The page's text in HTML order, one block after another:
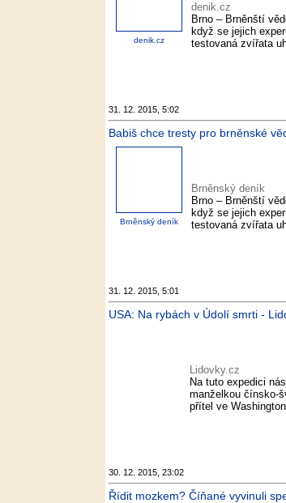
denik.cz
denik.cz
Brno – Brněnští
když se jejich
testovaná zvířata
31. 12. 2015, 5:02
Babiš chce tresty pro brněnské
Brněnský deník
Brněnský deník
Brno – Brněnští
když se jejich
testovaná zvířata
31. 12. 2015, 5:01
USA: Na rybách v Údolí smrti -
Lidovky.cz
Na tuto expedici
manželkou čínsko-
přítel ve
30. 12. 2015, 23:02
Řídit mozkem? Číňané vyvinuli